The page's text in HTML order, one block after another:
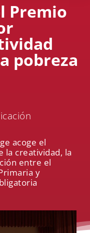
Premio
pobreza
acoge el
la creatividad, la
entre el
y